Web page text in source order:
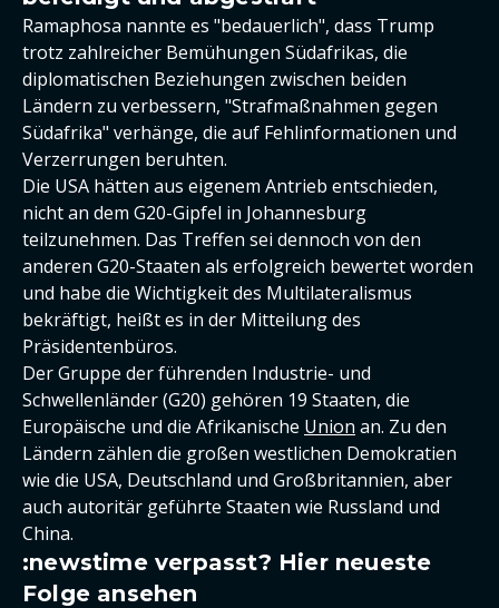
Ramaphosa nannte es "bedauerlich", dass Trump
trotz zahlreicher Bemühungen Südafrikas, die
diplomatischen Beziehungen zwischen beiden
Ländern zu verbessern, "Strafmaßnahmen gegen
Südafrika" verhänge, die auf Fehlinformationen und
Verzerrungen beruhten.
Die USA hätten aus eigenem Antrieb entschieden,
nicht an dem G20-Gipfel in Johannesburg
teilzunehmen. Das Treffen sei dennoch von den
anderen G20-Staaten als erfolgreich bewertet worden
und habe die Wichtigkeit des Multilateralismus
bekräftigt, heißt es in der Mitteilung des
Präsidentenbüros.
Der Gruppe der führenden Industrie- und
Schwellenländer (G20) gehören 19 Staaten, die
Europäische und die Afrikanische Union an. Zu den
Ländern zählen die großen westlichen Demokratien
wie die USA, Deutschland und Großbritannien, aber
auch autoritär geführte Staaten wie Russland und
China.
:newstime verpasst? Hier neueste
Folge ansehen